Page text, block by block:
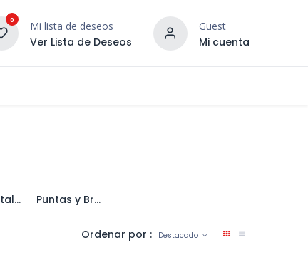
0 Mi lista de deseos
Ver Lista de Deseos
Guest
Mi cuenta
¡DESCUBRE NUESTRO
Para Instalación Puntas y Brocas de Atornillar
Ordenar por : Destacado